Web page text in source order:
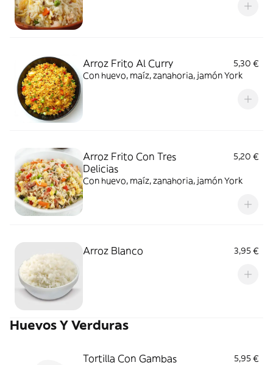
Arroz Frito Al Curry
5,30 €
Con huevo, maíz, zanahoria, jamón York
Arroz Frito Con Tres
Delicias
5,20 €
Con huevo, maíz, zanahoria, jamón York
Arroz Blanco 3,95 €
Huevos Y Verduras
Tortilla Con Gambas 5,95 €